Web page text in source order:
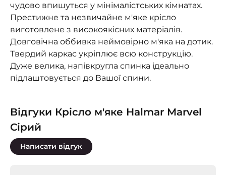
чудово впишуться у мінімалістських кімнатах.
Престижне та незвичайне м'яке крісло
виготовлене з високоякісних матеріалів.
Довговічна оббивка неймовірно м'яка на дотик.
Твердий каркас укріплює всю конструкцію.
Дуже велика, напівкругла спинка ідеально
підлаштовується до Вашої спини.
Відгуки Крісло м'яке Halmar Marvel
Сірий
Написати відгук